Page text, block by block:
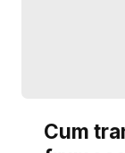
Cum